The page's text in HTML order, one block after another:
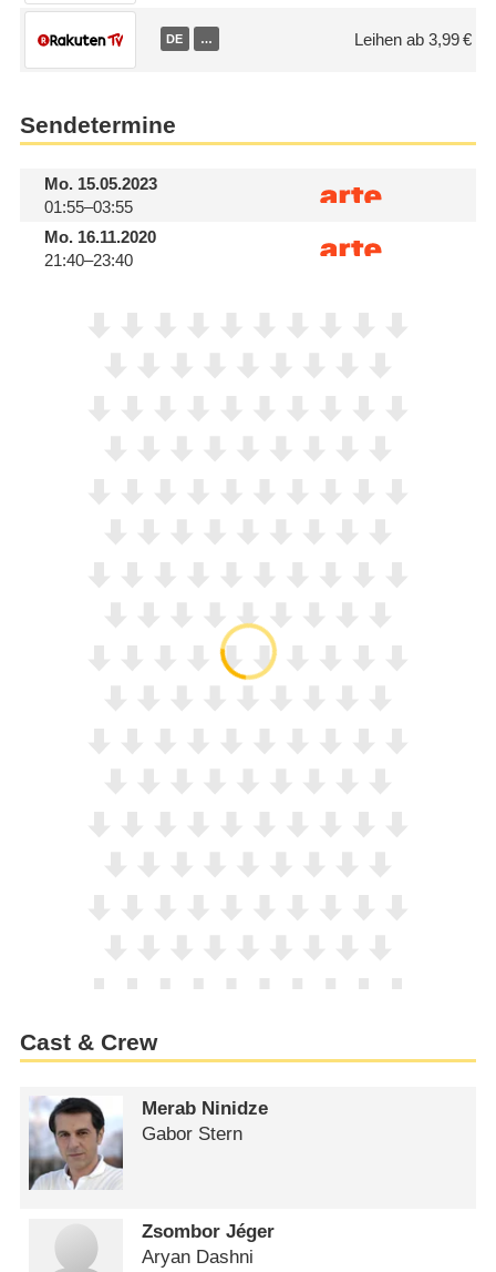
DE … Leihen ab 3,99 €
Sendetermine
Mo.15.05.2023
01:55–03:55
Mo.16.11.2020
21:40–23:40
Cast & Crew
Merab Ninidze
Gabor Stern
Zsombor Jéger
Aryan Dashni